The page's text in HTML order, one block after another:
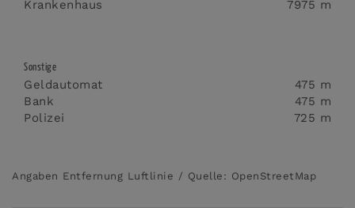
Krankenhaus 7975 m
Sonstige
Geldautomat
475 m
Bank
475 m
Polizei
725 m
Angaben Entfernung Luftlinie / Quelle: OpenStreetMap